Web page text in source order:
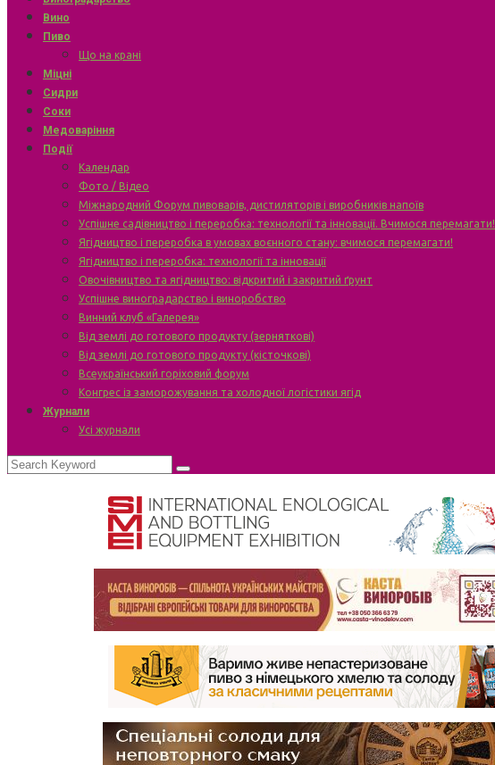
Вино
Пиво
Що на крані
Міцні
Сидри
Соки
Медоваріння
Події
Календар
Фото / Відео
Міжнародний Форум пивоварів, дистиляторів і виробників напоїв
Успішне садівництво і переробка: технології та інновації. Вчимося перемагати!
Ягідництво і переробка в умовах воєнного стану: вчимося перемагати!
Ягідництво і переробка: технології та інновації
Овочівництво та ягідництво: відкритий і закритий ґрунт
Успішне виноградарство і виноробство
Винний клуб «Галерея»
Від землі до готового продукту (зерняткові)
Від землі до готового продукту (кісточкові)
Всеукраїнський горіховий форум
Конгрес із заморожування та холодної логістики ягід
Журнали
Усі журнали